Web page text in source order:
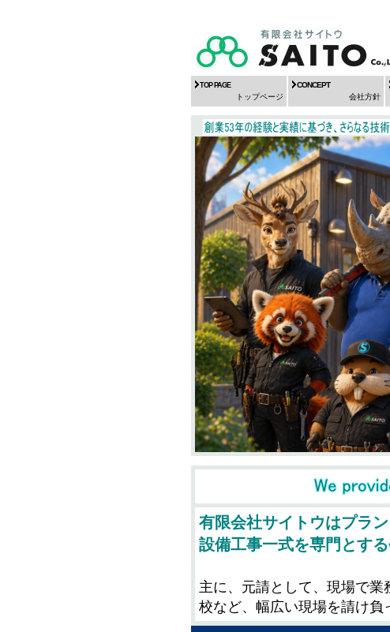
有限会社サイトウはプラ
設備工事一式を専門とする
主に、元請として、現場で
校など、幅広い現場を請け負
トップページ
TOP PAGE
会社方針
CONCEPT